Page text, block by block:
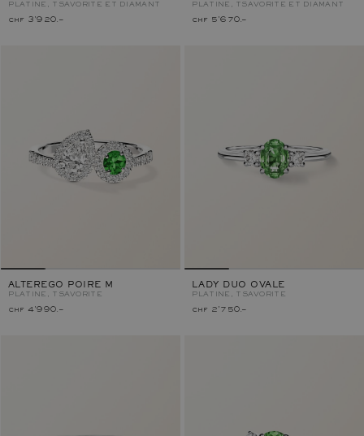
PLATINE, TSAVORITE ET DIAMANT
chf 3'920.–
PLATINE, TSAVORITE ET DIAMANT
chf 5'670.–
ALTEREGO POIRE M
PLATINE, TSAVORITE
chf 4'990.–
LADY DUO OVALE
PLATINE, TSAVORITE
chf 2'750.–